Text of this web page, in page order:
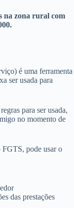
na zona rural com
é uma ferramenta
ser usada para
para ser usada,
no momento de
FGTS, pode usar o
das prestações